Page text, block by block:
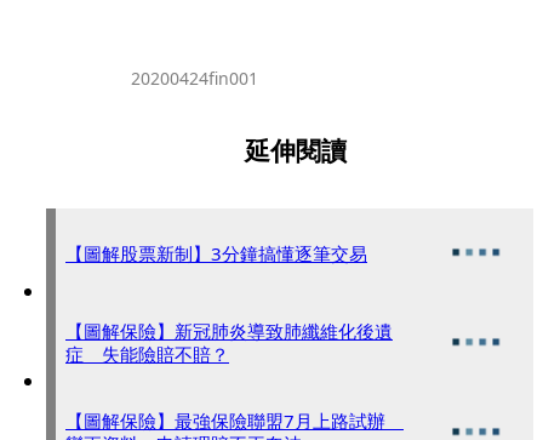
20200424fin001
延伸閱讀
【圖解股票新制】3分鐘搞懂逐筆交易
【圖解保險】新冠肺炎導致肺纖維化後遺
症 失能險賠不賠？
【圖解保險】最強保險聯盟7月上路試辦